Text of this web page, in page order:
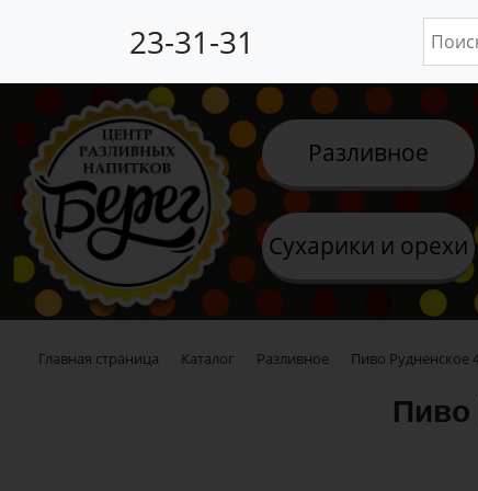
23-31-31
Разливное
Сухарики и орехи
Главная страница Каталог Разливное Пиво Рудненское
Пиво